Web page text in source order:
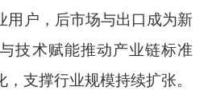
用户，后市场与出口成为新
技术赋能推动产业链标准
支撑行业规模持续扩张。